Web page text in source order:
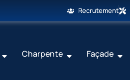
Recrutement
Charpente Façade